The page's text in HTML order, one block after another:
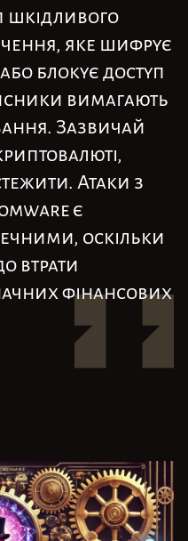
шкідливого
яке шифрує
блокує доступ
вимагають
Зазвичай
Атаки з
є
оскільки
втрати
фінансових